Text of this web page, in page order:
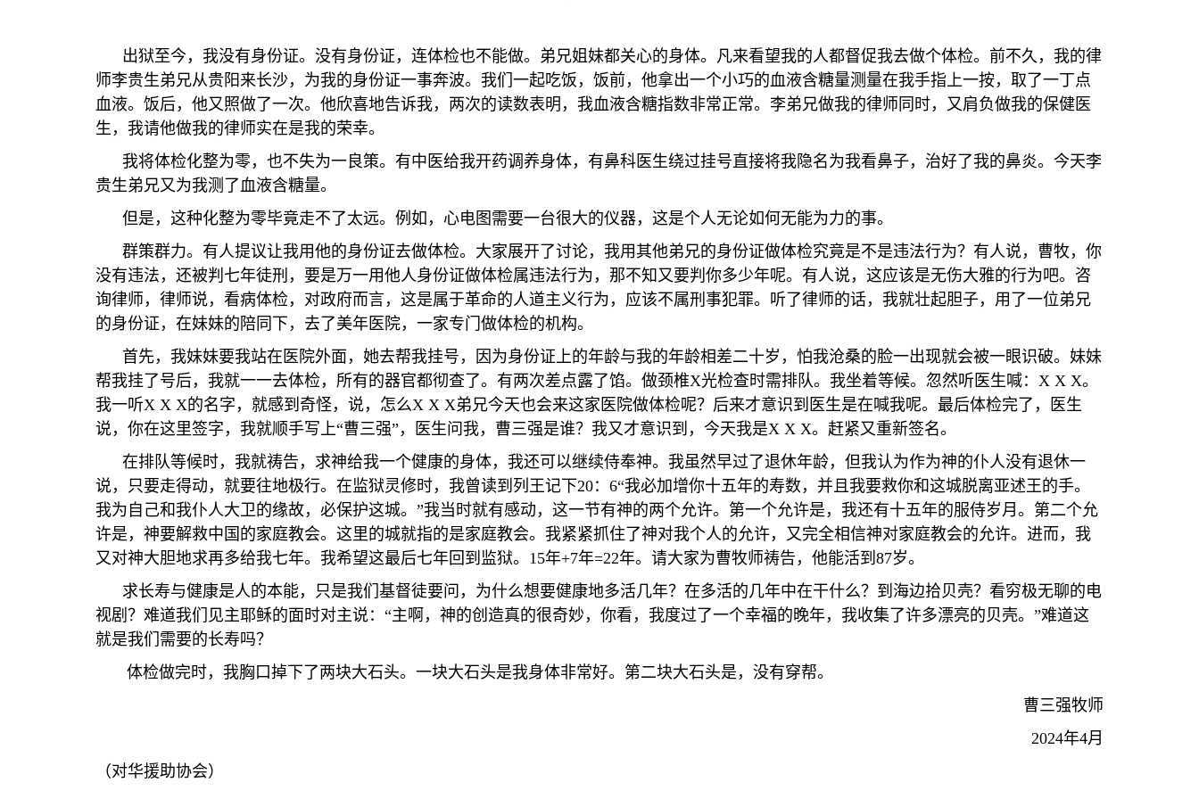
出狱至今，我没有身份证。没有身份证，连体检也不能做。弟兄姐妹都关心的身体。凡来看望我的人都督促我去做个体检。前不久，我的律
师李贵生弟兄从贵阳来长沙，为我的身份证一事奔波。我们一起吃饭，饭前，他拿出一个小巧的血液含糖量测量在我手指上一按，取了一丁点
血液。饭后，他又照做了一次。他欣喜地告诉我，两次的读数表明，我血液含糖指数非常正常。李弟兄做我的律师同时，又肩负做我的保健医
生，我请他做我的律师实在是我的荣幸。
我将体检化整为零，也不失为一良策。有中医给我开药调养身体，有鼻科医生绕过挂号直接将我隐名为我看鼻子，治好了我的鼻炎。今天李
贵生弟兄又为我测了血液含糖量。
但是，这种化整为零毕竟走不了太远。例如，心电图需要一台很大的仪器，这是个人无论如何无能为力的事。
群策群力。有人提议让我用他的身份证去做体检。大家展开了讨论，我用其他弟兄的身份证做体检究竟是不是违法行为？有人说，曹牧，你
没有违法，还被判七年徒刑，要是万一用他人身份证做体检属违法行为，那不知又要判你多少年呢。有人说，这应该是无伤大雅的行为吧。咨
询律师，律师说，看病体检，对政府而言，这是属于革命的人道主义行为，应该不属刑事犯罪。听了律师的话，我就壮起胆子，用了一位弟兄
的身份证，在妹妹的陪同下，去了美年医院，一家专门做体检的机构。
首先，我妹妹要我站在医院外面，她去帮我挂号，因为身份证上的年龄与我的年龄相差二十岁，怕我沧桑的脸一出现就会被一眼识破。妹妹
帮我挂了号后，我就一一去体检，所有的器官都彻查了。有两次差点露了馅。做颈椎X光检查时需排队。我坐着等候。忽然听医生喊： X X X。
我一听X X X的名字，就感到奇怪，说，怎么X X X弟兄今天也会来这家医院做体检呢？后来才意识到医生是在喊我呢。最后体检完了，医生
说，你在这里签字，我就顺手写上“曹三强”，医生问我，曹三强是谁？我又才意识到，今天我是X X X。赶紧又重新签名。
在排队等候时，我就祷告，求神给我一个健康的身体，我还可以继续侍奉神。我虽然早过了退休年龄，但我认为作为神的仆人没有退休一
说，只要走得动，就要往地极行。在监狱灵修时，我曾读到列王记下20： 6“我必加增你十五年的寿数，并且我要救你和这城脱离亚述王的手。
我为自己和我仆人大卫的缘故，必保护这城。”我当时就有感动，这一节有神的两个允许。第一个允许是，我还有十五年的服侍岁月。第二个允
许是，神要解救中国的家庭教会。这里的城就指的是家庭教会。我紧紧抓住了神对我个人的允许，又完全相信神对家庭教会的允许。进而，我
又对神大胆地求再多给我七年。我希望这最后七年回到监狱。 15年+7年=22年。请大家为曹牧师祷告，他能活到 87岁。
求长寿与健康是人的本能，只是我们基督徒要问，为什么想要健康地多活几年？在多活的几年中在干什么？到海边拾贝壳？看穷极无聊的电
视剧？难道我们见主耶稣的面时对主说：“主啊，神的创造真的很奇妙，你看，我度过了一个幸福的晚年，我收集了许多漂亮的贝壳。”难道这
就是我们需要的长寿吗？
体检做完时，我胸口掉下了两块大石头。一块大石头是我身体非常好。第二块大石头是，没有穿帮。
曹三强牧师
2024年4月
（对华援助协会）